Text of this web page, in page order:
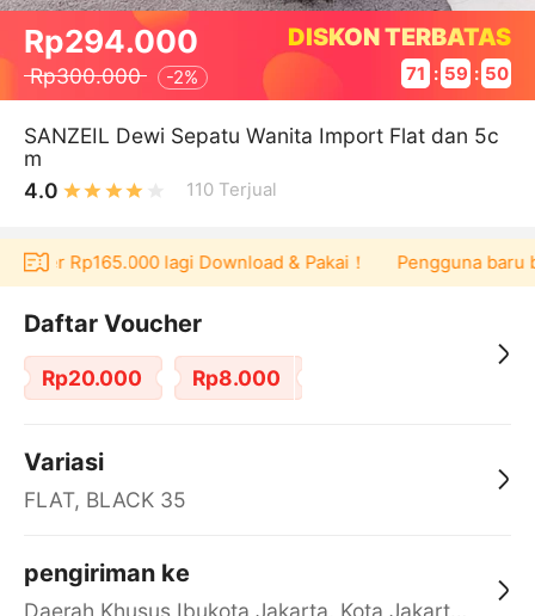
Rp294.000
Rp300.000 -2%
DISKON TERBATAS
71 : 59 : 50
SANZEIL Dewi Sepatu Wanita Import Flat dan 5c
m
4.0
110 Terjual
Rp165.000 lagi Download & Pakai！ Pengguna baru
Daftar Voucher
Rp20.000 Rp8.000
Variasi
FLAT, BLACK 35
pengiriman ke
Daerah Khusus Ibukota Jakarta, Kota Jakarta Barat, Cengkareng, yy